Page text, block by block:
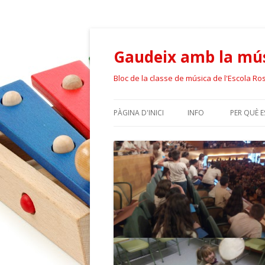
Gaudeix amb la
Bloc de la classe de música de l'Escola
PÀGINA D'INICI INFO PER QUÈ